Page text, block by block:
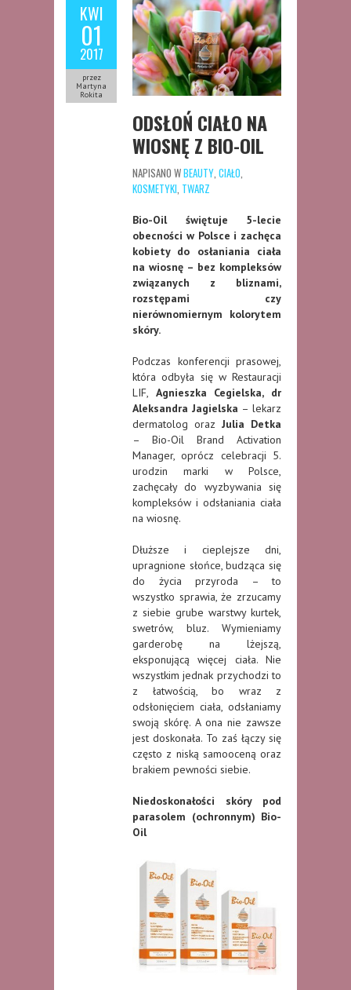
KWI
01
2017
przez
Martyna
Rokita
ODSŁOŃ CIAŁO NA
WIOSNĘ Z BIO-OIL
NAPISANO WBEAUTY CIAŁO
KOSMETYKI TWARZ
Bio-Oil świętuje 5-lecie
obecności w Polsce i zachęca
kobiety do osłaniania ciała
na wiosnę – bez kompleksów
związanych z bliznami,
rozstępami czy
nierównomiernym kolorytem
skóry.
Podczas konferencji prasowej,
która odbyła się w Restauracji
LIF, Agnieszka Cegielska, dr
Aleksandra Jagielska – lekarz
dermatolog oraz Julia Detka
– Bio-Oil Brand Activation
Manager, oprócz celebracji 5.
urodzin marki w Polsce,
zachęcały do wyzbywania się
kompleksów i odsłaniania ciała
na wiosnę.
Dłuższe i cieplejsze dni,
upragnione słońce, budząca się
do życia przyroda – to
wszystko sprawia, że zrzucamy
z siebie grube warstwy kurtek,
swetrów, bluz. Wymieniamy
garderobę na lżejszą,
eksponującą więcej ciała. Nie
wszystkim jednak przychodzi to
z łatwością, bo wraz z
odsłonięciem ciała, odsłaniamy
swoją skórę. A ona nie zawsze
jest doskonała. To zaś łączy się
często z niską samooceną oraz
brakiem pewności siebie.
Niedoskonałości skóry pod
parasolem (ochronnym) Bio-
Oil